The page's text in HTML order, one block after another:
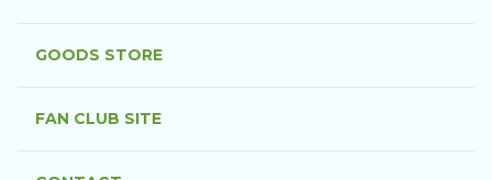
GOODS STORE
FAN CLUB SITE